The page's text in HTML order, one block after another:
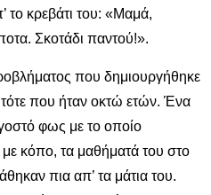
το κρεβάτι του: «Μαμά,
Σκοτάδι παντού!».
που δημιουργήθηκε
που ήταν οκτώ ετών. Ένα
φως με το οποίο
κόπο, τα μαθήματά του στο
πια απ’ τα μάτια του.